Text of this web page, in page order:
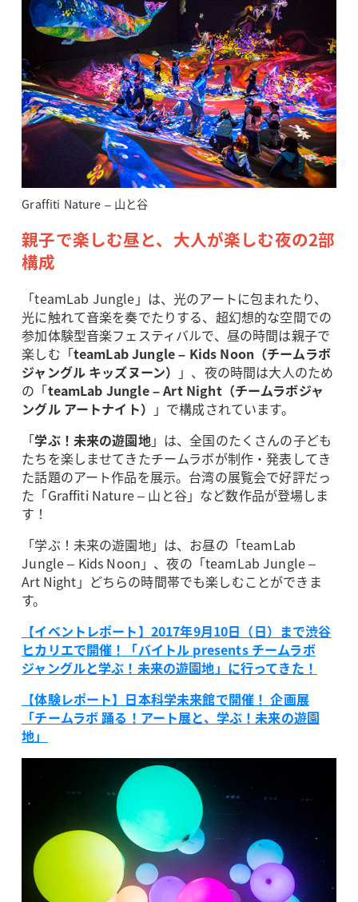
Graffiti Nature – 山と谷
親子で楽しむ昼と、大人が楽しむ夜の2部
構成
「teamLab Jungle」は、光のアートに包まれたり、
光に触れて音楽を奏でたりする、超幻想的な空間での
参加体験型音楽フェスティバルで、昼の時間は親子で
楽しむ「teamLab Jungle – Kids Noon（チームラボ
ジャングル キッズヌーン） 」、夜の時間は大人のため
の「teamLab Jungle – Art Night（チームラボジャ
ングル アートナイト） 」で構成されています。
「学ぶ！未来の遊園地」は、全国のたくさんの子ども
たちを楽しませてきたチームラボが制作・発表してき
た話題のアート作品を展示。台湾の展覧会で好評だっ
た「Graffiti Nature – 山と谷」など数作品が登場しま
す！
「学ぶ！未来の遊園地」は、お昼の「teamLab
Jungle – Kids Noon」、夜の「teamLab Jungle –
Art Night」どちらの時間帯でも楽しむことができま
す。
【イベントレポート】2017年9月10日（日）まで渋谷
ヒカリエで開催！「バイトル presents チームラボ
ジャングルと学ぶ！未来の遊園地」に行ってきた！
【体験レポート】日本科学未来館で開催！ 企画展
「チームラボ 踊る！アート展と、学ぶ！未来の遊園
地」